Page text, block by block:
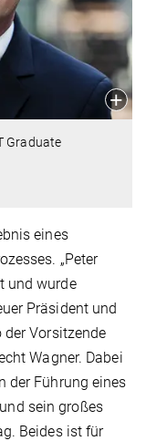
Graduate
eines
„Peter
und wurde
Präsident und
der Vorsitzende
Wagner. Dabei
der Führung eines
sein großes
Beides ist für